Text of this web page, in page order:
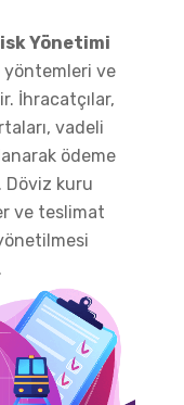
Yönetimi
yöntemleri ve
İhracatçılar,
vadeli
ödeme
Döviz kuru
ve teslimat